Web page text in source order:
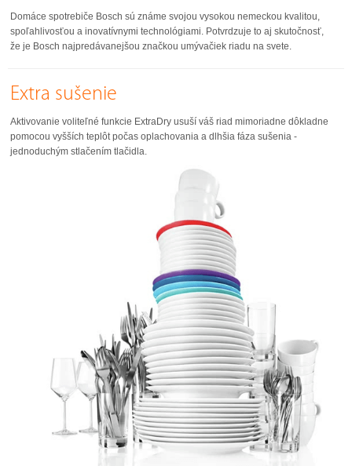
Domáce spotrebiče Bosch sú známe svojou vysokou nemeckou kvalitou,
spoľahlivosťou a inovatívnymi technológiami. Potvrdzuje to aj skutočnosť,
že je Bosch najpredávanejšou značkou umývačiek riadu na svete.
Extra sušenie
Aktivovanie voliteľné funkcie ExtraDry usuší váš riad mimoriadne dôkladne
pomocou vyšších teplôt počas oplachovania a dlhšia fáza sušenia -
jednoduchým stlačením tlačidla.